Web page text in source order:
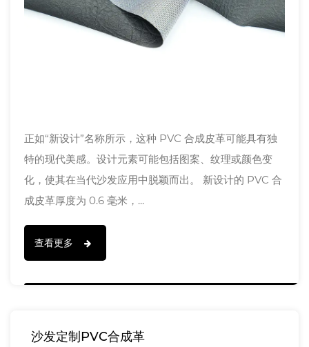
正如“新设计”名称所示，这种 PVC 合成皮革可能具有独
特的现代美感。设计元素可能包括图案、纹理或颜色变
化，使其在当代沙发应用中脱颖而出。 新设计的 PVC 合
成皮革厚度为 0.6 毫米，...
查看更多
沙发定制PVC合成革